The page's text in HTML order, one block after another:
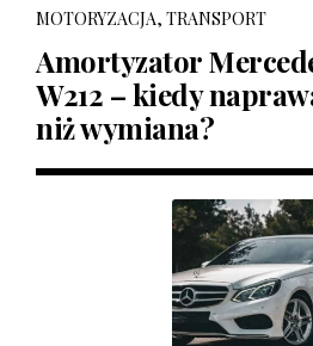
MOTORYZACJA, TRANSPORT
Amortyzator
W212 – kiedy
niż wymiana?